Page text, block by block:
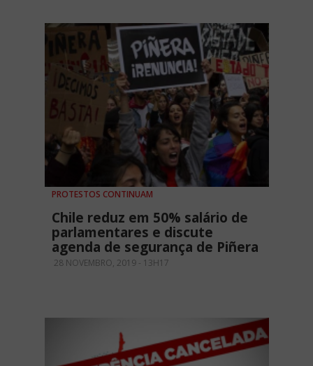
PROTESTOS CONTINUAM
Chile reduz em 50% salário de
parlamentares e discute
agenda de segurança de Piñera
28 NOVEMBRO, 2019 - 13H17